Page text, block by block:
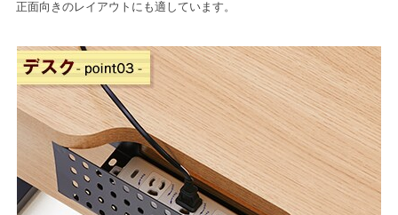
正面向きのレイアウトにも適しています。